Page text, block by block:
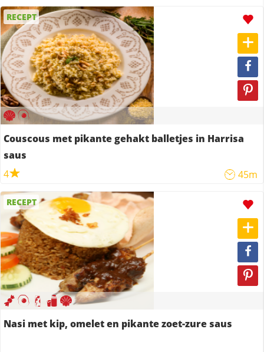
RECEPT
Couscous met pikante gehakt balletjes in Harrisa
saus
4
45m
RECEPT
Nasi met kip, omelet en pikante zoet-zure saus